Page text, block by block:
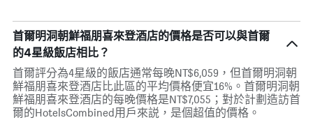
首爾明洞朝鮮福朋喜來登酒店的價格是否可以與首爾
的4星級飯店相比？
首爾評分為4星級的飯店通常每晚NT$6,059，但首爾明洞朝
鮮福朋喜來登酒店比此區的平均價格便宜16%。首爾明洞朝
鮮福朋喜來登酒店的每晚價格是NT$7,055；對於計劃造訪首
爾的HotelsCombined用戶來説，是個超值的價格。